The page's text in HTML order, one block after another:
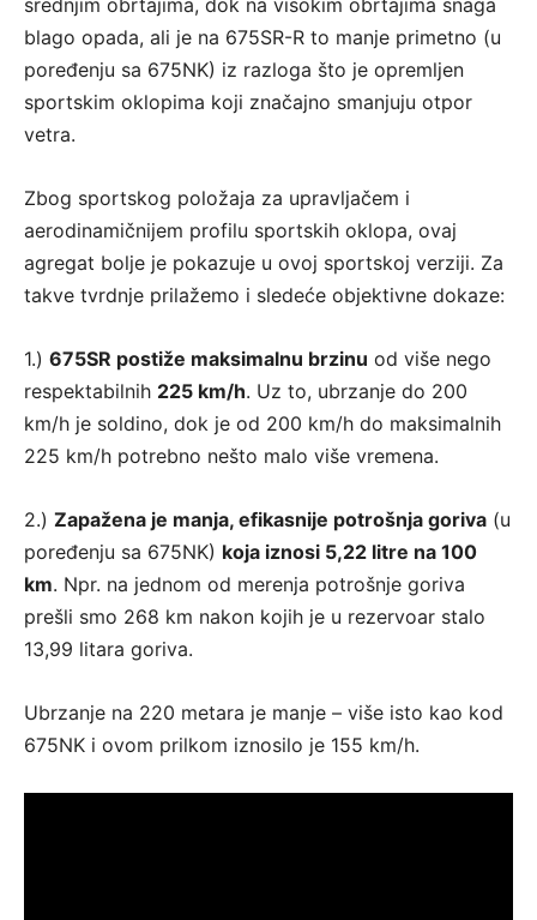
blago opada, ali je na 675SR-R to manje primetno (u
poređenju sa 675NK) iz razloga što je opremljen
sportskim oklopima koji značajno smanjuju otpor
vetra.
Zbog sportskog položaja za upravljačem i
aerodinamičnijem profilu sportskih oklopa, ovaj
agregat bolje je pokazuje u ovoj sportskoj verziji. Za
takve tvrdnje prilažemo i sledeće objektivne dokaze:
1.) 675SR postiže maksimalnu brzinu od više nego
respektabilnih 225 km/h. Uz to, ubrzanje do 200
km/h je soldino, dok je od 200 km/h do maksimalnih
225 km/h potrebno nešto malo više vremena.
2.) Zapažena je manja, efikasnije potrošnja goriva (u
poređenju sa 675NK) koja iznosi 5,22 litre na 100
km. Npr. na jednom od merenja potrošnje goriva
prešli smo 268 km nakon kojih je u rezervoar stalo
13,99 litara goriva.
Ubrzanje na 220 metara je manje – više isto kao kod
675NK i ovom prilkom iznosilo je 155 km/h.